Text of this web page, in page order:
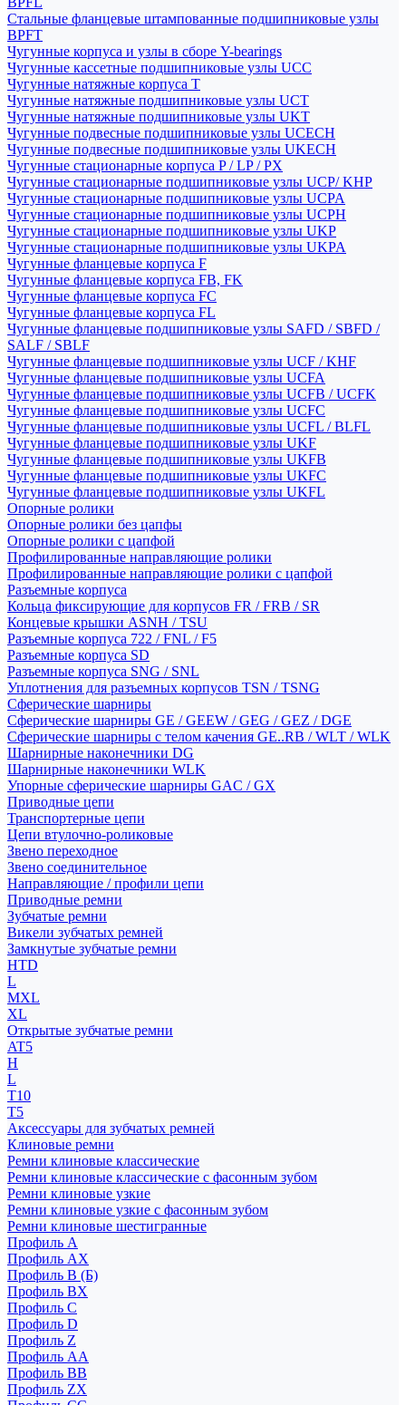
Стальные фланцевые штампованные подшипниковые узлы
BPFT
Чугунные корпуса и узлы в сборе Y-bearings
Чугунные кассетные подшипниковые узлы UCC
Чугунные натяжные корпуса T
Чугунные натяжные подшипниковые узлы UCT
Чугунные натяжные подшипниковые узлы UKT
Чугунные подвесные подшипниковые узлы UCECH
Чугунные подвесные подшипниковые узлы UKECH
Чугунные стационарные корпуса P / LP / PX
Чугунные стационарные подшипниковые узлы UCP/ KHP
Чугунные стационарные подшипниковые узлы UCPA
Чугунные стационарные подшипниковые узлы UCPH
Чугунные стационарные подшипниковые узлы UKP
Чугунные стационарные подшипниковые узлы UKPA
Чугунные фланцевые корпуса F
Чугунные фланцевые корпуса FB, FK
Чугунные фланцевые корпуса FC
Чугунные фланцевые корпуса FL
Чугунные фланцевые подшипниковые узлы SAFD / SBFD /
SALF / SBLF
Чугунные фланцевые подшипниковые узлы UCF / KHF
Чугунные фланцевые подшипниковые узлы UCFA
Чугунные фланцевые подшипниковые узлы UCFB / UCFK
Чугунные фланцевые подшипниковые узлы UCFC
Чугунные фланцевые подшипниковые узлы UCFL / BLFL
Чугунные фланцевые подшипниковые узлы UKF
Чугунные фланцевые подшипниковые узлы UKFB
Чугунные фланцевые подшипниковые узлы UKFC
Чугунные фланцевые подшипниковые узлы UKFL
Опорные ролики
Опорные ролики без цапфы
Опорные ролики с цапфой
Профилированные направляющие ролики
Профилированные направляющие ролики с цапфой
Разъемные корпуса
Кольца фиксирующие для корпусов FR / FRB / SR
Концевые крышки ASNH / TSU
Разъемные корпуса 722 / FNL / F5
Разъемные корпуса SD
Разъемные корпуса SNG / SNL
Уплотнения для разъемных корпусов TSN / TSNG
Сферические шарниры
Сферические шарниры GE / GEEW / GEG / GEZ / DGE
Сферические шарниры с телом качения GE..RB / WLT / WLK
Шарнирные наконечники DG
Шарнирные наконечники WLK
Упорные сферические шарниры GAC / GX
Приводные цепи
Транспортерные цепи
Цепи втулочно-роликовые
Звено переходное
Звено соединительное
Направляющие / профили цепи
Приводные ремни
Зубчатые ремни
Викели зубчатых ремней
Замкнутые зубчатые ремни
HTD
L
MXL
XL
Открытые зубчатые ремни
AT5
H
L
T10
T5
Аксессуары для зубчатых ремней
Клиновые ремни
Ремни клиновые классические
Ремни клиновые классические с фасонным зубом
Ремни клиновые узкие
Ремни клиновые узкие с фасонным зубом
Ремни клиновые шестигранные
Профиль A
Профиль AX
Профиль B (Б)
Профиль BX
Профиль C
Профиль D
Профиль Z
Профиль АА
Профиль BB
Профиль ZX